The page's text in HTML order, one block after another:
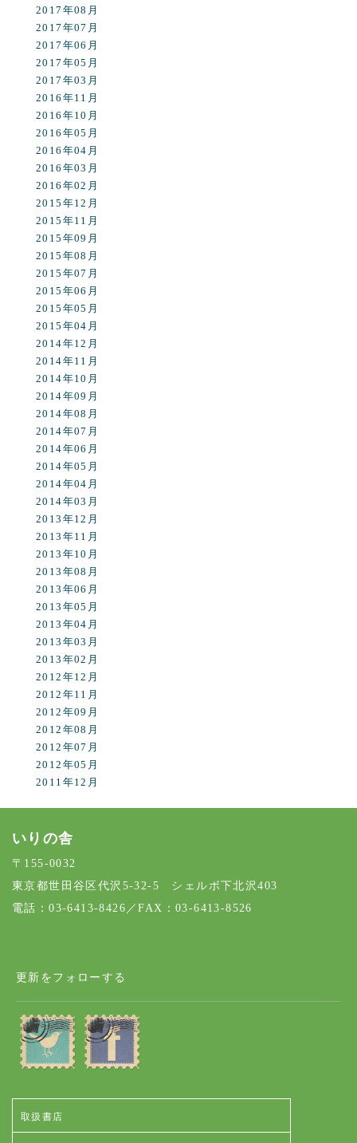
2017年08月
2017年07月
2017年06月
2017年05月
2017年03月
2016年11月
2016年10月
2016年05月
2016年04月
2016年03月
2016年02月
2015年12月
2015年11月
2015年09月
2015年08月
2015年07月
2015年06月
2015年05月
2015年04月
2014年12月
2014年11月
2014年10月
2014年09月
2014年08月
2014年07月
2014年06月
2014年05月
2014年04月
2014年03月
2013年12月
2013年11月
2013年10月
2013年08月
2013年06月
2013年05月
2013年04月
2013年03月
2013年02月
2012年12月
2012年11月
2012年09月
2012年08月
2012年07月
2012年05月
2011年12月
いりの舎
〒155-0032
東京都世田谷区代沢5-32-5 シェルボ下北沢403
電話：03-6413-8426／FAX：03-6413-8526
更新をフォローする
取扱書店